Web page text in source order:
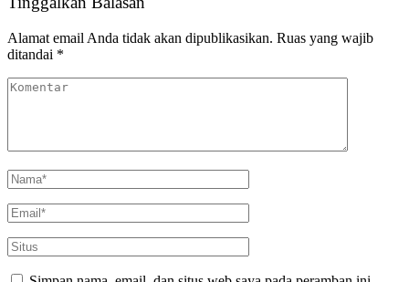
Alamat email Anda tidak akan dipublikasikan. Ruas yang wajib
ditandai *